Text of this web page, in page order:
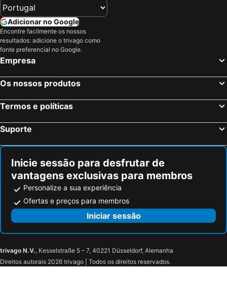
Adicionar no Google
Encontre facilmente os nossos
resultados: adicione o trivago como
fonte preferencial no Google.
Empresa
Os nossos produtos
Termos e políticas
Suporte
Inicie sessão para desfrutar de
vantagens exclusivas para membros
Personalize a sua experiência
Ofertas e preços para membros
Iniciar sessão
trivago N.V., Kesselstraße 5 – 7, 40221 Düsseldorf, Alemanha
Direitos autorais 2026 trivago | Todos os direitos reservados.